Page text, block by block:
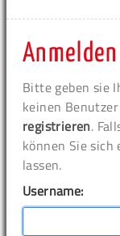
Anmelden
Bitte geben sie
keinen
registrieren.
können Sie sich
lassen.
Username: